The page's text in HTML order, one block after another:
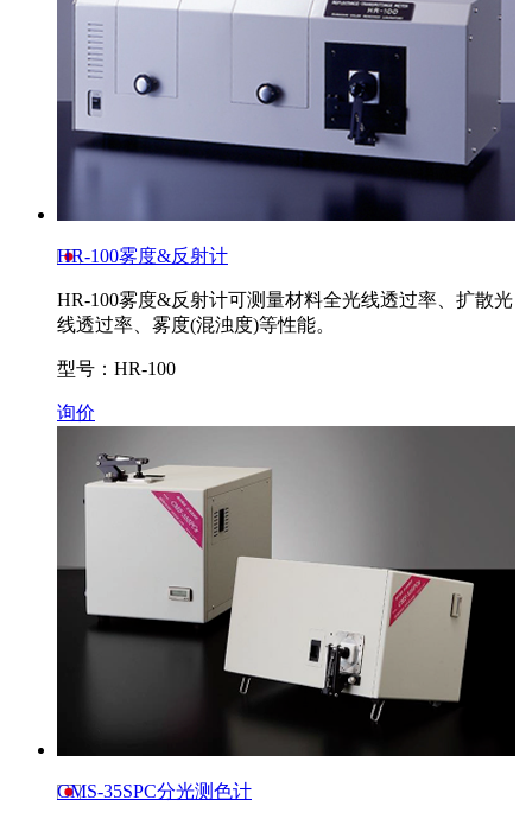
HR-100雾度&反射计
HR-100雾度&反射计可测量材料全光线透过率、扩散光
线透过率、雾度(混浊度)等性能。
型号：HR-100
询价
CMS-35SPC分光测色计